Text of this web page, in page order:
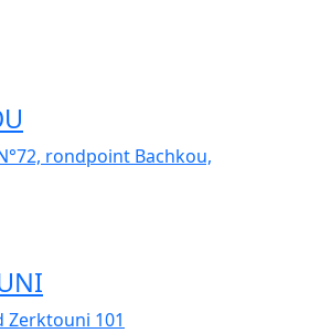
rondpoint Bachkou,
Zerktouni 101